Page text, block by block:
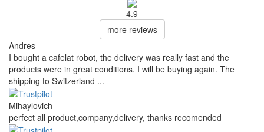
4.9
more reviews
Andres
I bought a cafelat robot, the delivery was really fast and the
products were in great conditions. I will be buying again. The
shipping to Switzerland ...
Mihaylovich
perfect all product,company,delivery, thanks recomended